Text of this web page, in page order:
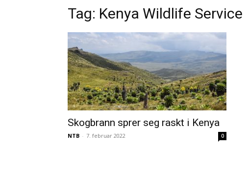
Tag: Kenya Wildlife Service
Skogbrann sprer seg raskt i Kenya
NTB - 7. februar 2022 0